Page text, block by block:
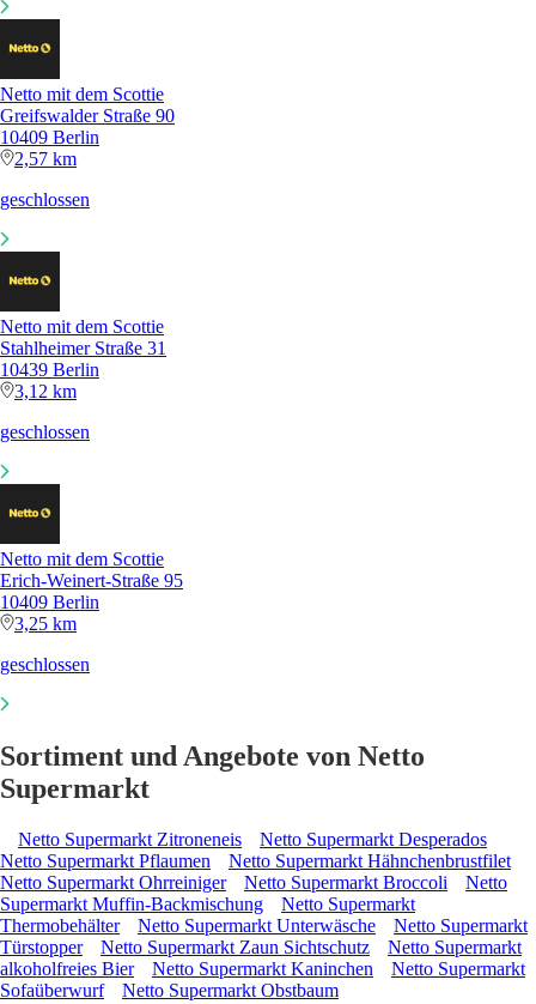
Netto mit dem Scottie
Greifswalder Straße 90
10409 Berlin
2,57 km
geschlossen
Netto mit dem Scottie
Stahlheimer Straße 31
10439 Berlin
3,12 km
geschlossen
Netto mit dem Scottie
Erich-Weinert-Straße 95
10409 Berlin
3,25 km
geschlossen
Sortiment und Angebote von Netto
Supermarkt
Netto Supermarkt Zitroneneis
Netto Supermarkt Desperados
Netto Supermarkt Pflaumen
Netto Supermarkt Hähnchenbrustfilet
Netto Supermarkt Ohrreiniger
Netto Supermarkt Broccoli
Netto
Supermarkt Muffin-Backmischung
Netto Supermarkt
Thermobehälter
Netto Supermarkt Unterwäsche
Netto Supermarkt
Türstopper
Netto Supermarkt Zaun Sichtschutz
Netto Supermarkt
alkoholfreies Bier
Netto Supermarkt Kaninchen
Netto Supermarkt
Sofaüberwurf
Netto Supermarkt Obstbaum